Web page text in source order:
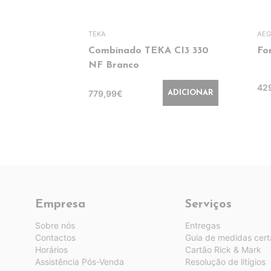
TEKA
Combinado TEKA CI3 330
NF Branco
779,99€ ADICIONAR
AEG
Empresa
Sobre nós
Contactos
Horários
Assistência Pós-Venda
Serviços
Entregas
Guia de medidas
Cartão Rick & Mark
Resolução de litígios